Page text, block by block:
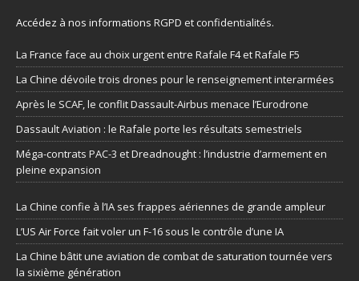
Accédez à nos informations RGPD et confidentialités.
La France face au choix urgent entre Rafale F4 et Rafale F5
La Chine dévoile trois drones pour le renseignement interarmées
Après le SCAF, le conflit Dassault-Airbus menace l’Eurodrone
Dassault Aviation : le Rafale porte les résultats semestriels
Méga-contrats PAC-3 et Dreadnought : l’industrie d’armement en
pleine expansion
La Chine confie à l’IA ses frappes aériennes de grande ampleur
L’US Air Force fait voler un F-16 sous le contrôle d’une IA
La Chine bâtit une aviation de combat de saturation tournée vers
la sixième génération